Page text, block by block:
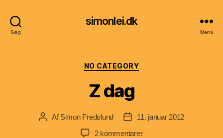
Søg
simonlei.dk
Menu
Kategorier
NO CATEGORY
Z dag
Indlægsforfatter
AfSimon Fredslund Indlægsdato
11. januar 2012
2 kommentarertil